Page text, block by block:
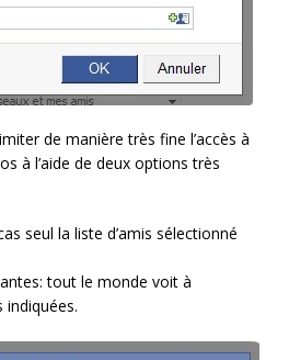
de manière très fine l’accès à
à l’aide de deux options très
seul la liste d’amis sélectionné
tout le monde voit à
indiquées.